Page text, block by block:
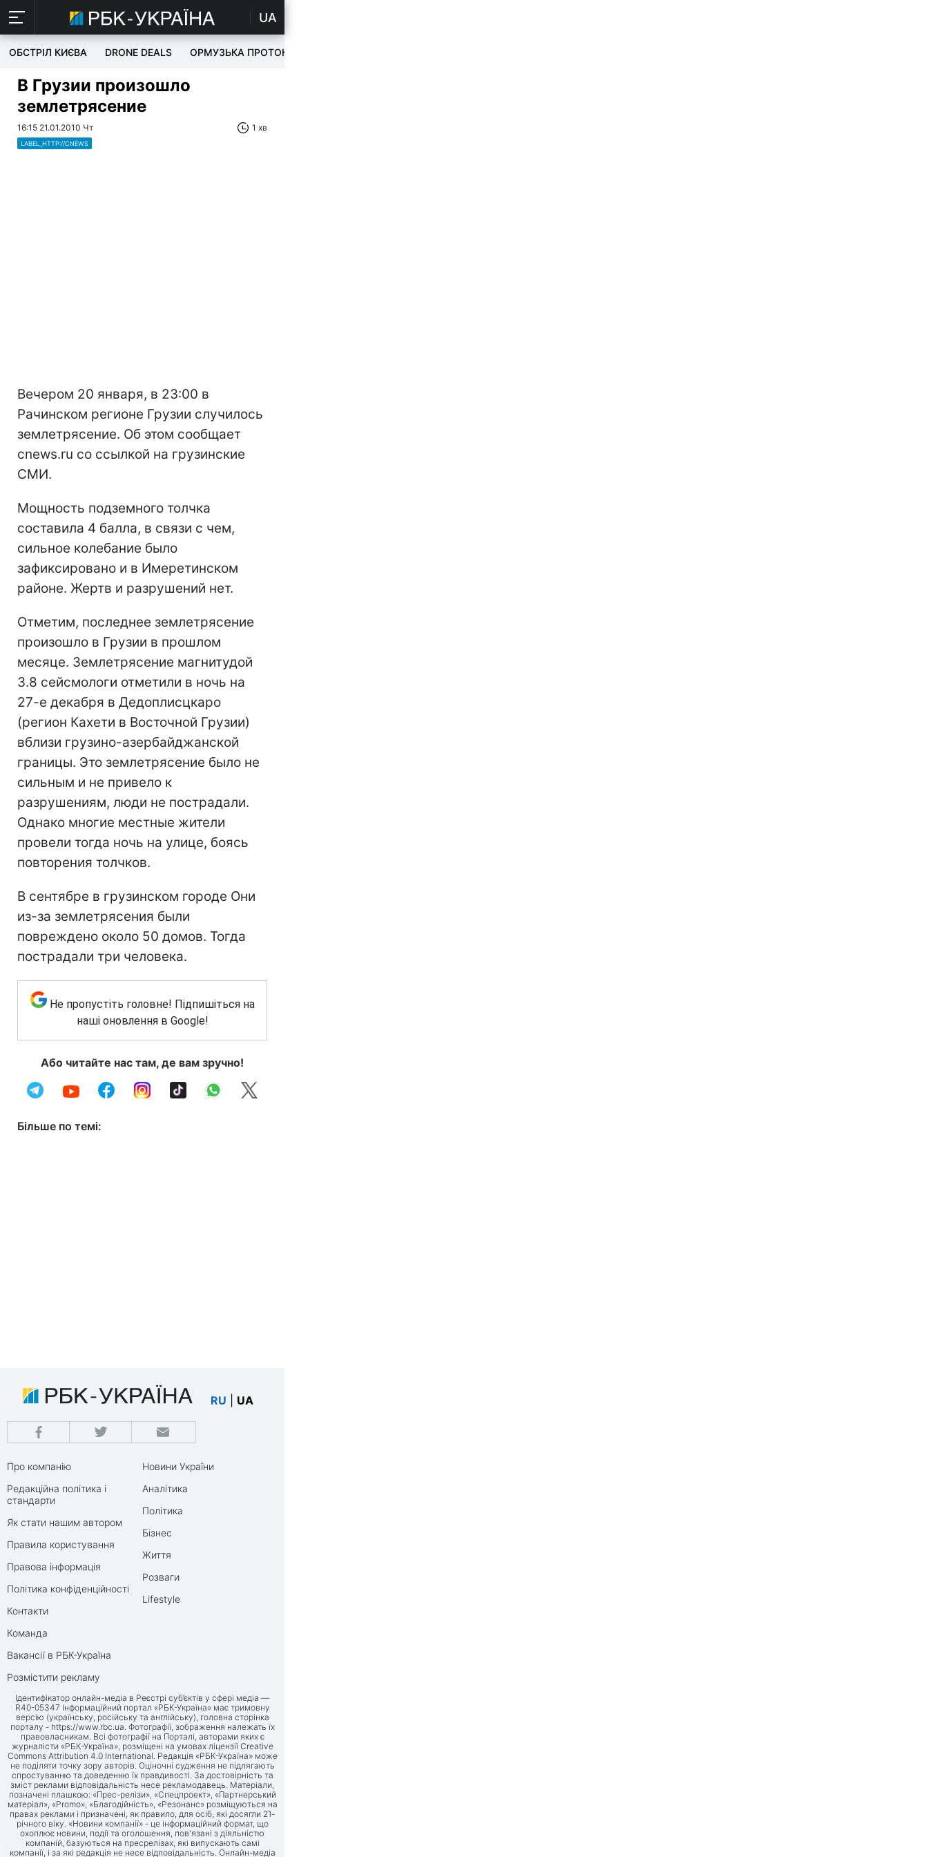
UA
ОБСТРІЛ КИЄВА DRONE DEALS ОРМУЗЬКА ПРОТОКА
В Грузии произошло
землетрясение
16:15 21.01.2010 Чт 1 хв
LABEL_HTTP://CNEWS
Вечером 20 января, в 23:00 в
Рачинском регионе Грузии случилось
землетрясение. Об этом сообщает
cnews.ru со ссылкой на грузинские
СМИ.
Мощность подземного толчка
составила 4 балла, в связи с чем,
сильное колебание было
зафиксировано и в Имеретинском
районе. Жертв и разрушений нет.
Отметим, последнее землетрясение
произошло в Грузии в прошлом
месяце. Землетрясение магнитудой
3.8 сейсмологи отметили в ночь на
27-е декабря в Дедоплисцкаро
(регион Кахети в Восточной Грузии)
вблизи грузино-азербайджанской
границы. Это землетрясение было не
сильным и не привело к
разрушениям, люди не пострадали.
Однако многие местные жители
провели тогда ночь на улице, боясь
повторения толчков.
В сентябре в грузинском городе Они
из-за землетрясения были
повреждено около 50 домов. Тогда
пострадали три человека.
Не пропустіть головне! Підпишіться на
наші оновлення в Google!
Або читайте нас там, де вам зручно!
Більше по темі:
RU UA
Про компанію
Редакційна політика і
стандарти
Як стати нашим автором
Правила користування
Правова інформація
Політика конфіденційності
Контакти
Команда
Вакансії в РБК-Україна
Розмістити рекламу
Новини України
Аналітика
Політика
Бізнес
Життя
Розваги
Lifestyle
Ідентифікатор онлайн-медіа в Реєстрі суб’єктів у сфері медіа —
R40-05347 Інформаційний портал «РБК-Україна» має тримовну
версію (українську, російську та англійську), головна сторінка
порталу - https://www.rbc.ua. Фотографії, зображення належать їх
правовласникам. Всі фотографії на Порталі, авторами яких є
журналісти «РБК-Україна», розміщені на умовах ліцензії Creative
Commons Attribution 4.0 International. Редакція «РБК-Україна» може
не поділяти точку зору авторів. Оціночні судження не підлягають
спростуванню та доведенню їх правдивості. За достовірність та
зміст реклами відповідальність несе рекламодавець. Матеріали,
позначені плашкою: «Прес-релізи», «Спецпроект», «Партнерський
матеріал», «Promo», «Благодійність», «Резонанс» розміщуються на
правах реклами і призначені, як правило, для осіб, які досягли 21-
річного віку. «Новини компанії» - це інформаційний формат, що
охоплює новини, події та оголошення, пов'язані з діяльністю
компаній, базуються на пресрелізах, які випускають самі
компанії, і за які редакція не несе відповідальність. Онлайн-медіа